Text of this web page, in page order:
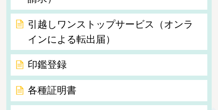
引越しワンストップサービス（オンラ
インによる転出届）
印鑑登録
各種証明書